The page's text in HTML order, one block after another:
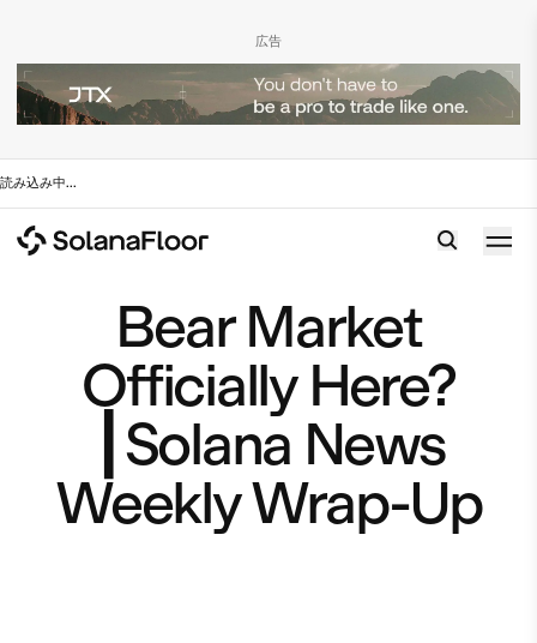
広告
読み込み中...
Bear Market
Officially Here?
┃Solana News
Weekly Wrap-Up